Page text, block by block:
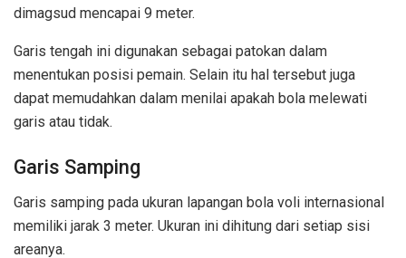
dimagsud mencapai 9 meter.
Garis tengah ini digunakan sebagai patokan dalam
menentukan posisi pemain. Selain itu hal tersebut juga
dapat memudahkan dalam menilai apakah bola melewati
garis atau tidak.
Garis Samping
Garis samping pada ukuran lapangan bola voli internasional
memiliki jarak 3 meter. Ukuran ini dihitung dari setiap sisi
areanya.